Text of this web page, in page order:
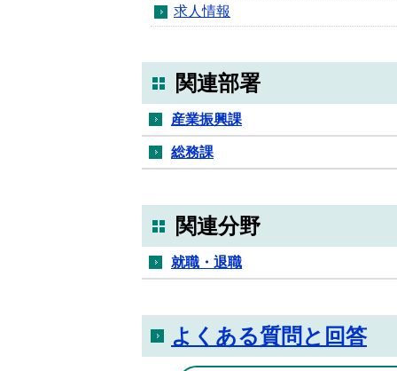
求人情報
関連部署
産業振興課
総務課
関連分野
就職・退職
よくある質問と回答